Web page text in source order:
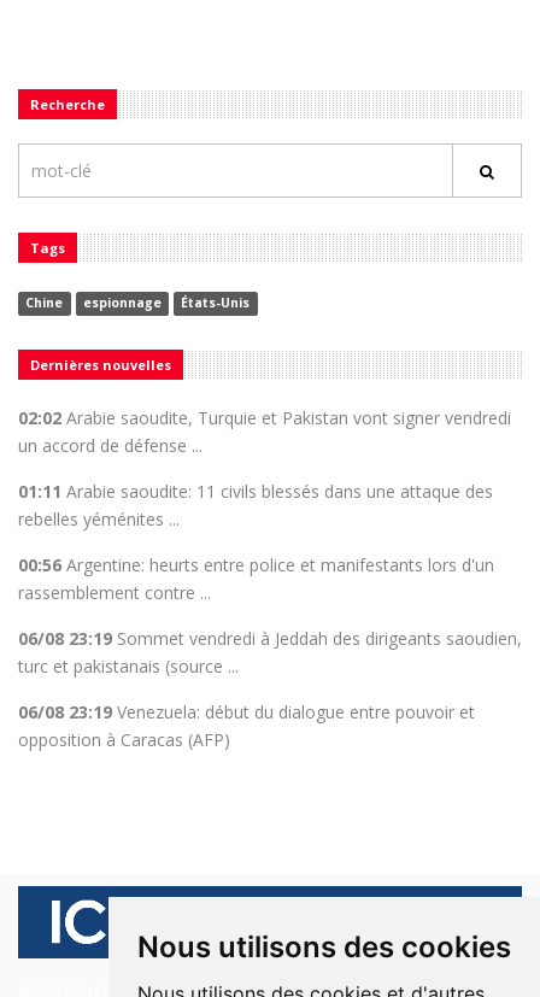
Nous utilisons des cookies
Recherche
Tags
Chine espionnage États-Unis
Dernières nouvelles
02:02 Arabie saoudite, Turquie et Pakistan vont signer vendredi
un accord de défense ...
01:11 Arabie saoudite: 11 civils blessés dans une attaque des
rebelles yéménites ...
00:56 Argentine: heurts entre police et manifestants lors d'un
rassemblement contre ...
06/08 23:19 Sommet vendredi à Jeddah des dirigeants saoudien,
turc et pakistanais (source ...
06/08 23:19 Venezuela: début du dialogue entre pouvoir et
opposition à Caracas (AFP)